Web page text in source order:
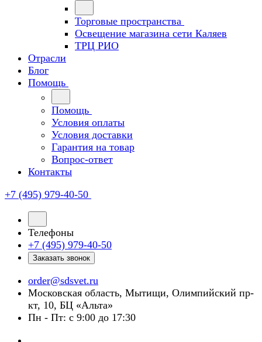
Торговые пространства
Освещение магазина сети Каляев
ТРЦ РИО
Отрасли
Блог
Помощь
Помощь
Условия оплаты
Условия доставки
Гарантия на товар
Вопрос-ответ
Контакты
+7 (495) 979-40-50
Телефоны
+7 (495) 979-40-50
Заказать звонок
order@sdsvet.ru
Московская область, Мытищи, Олимпийский пр-
кт, 10, БЦ «Альта»
Пн - Пт: с 9:00 до 17:30